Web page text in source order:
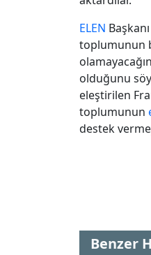
ELEN
toplumunun
olduğunu
eleştirilen
toplumunun
destek
Benzer